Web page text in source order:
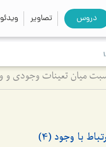
دروس تصاویر ویدئو close
با وجود (4)